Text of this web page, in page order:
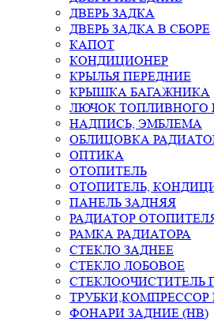
ДВЕРЬ ЗАДКА
ДВЕРЬ ЗАДКА В СБОРЕ
КАПОТ
КОНДИЦИОНЕР
КРЫЛЬЯ ПЕРЕДНИЕ
КРЫШКА БАГАЖНИКА
ЛЮЧОК ТОПЛИВНОГО
НАДПИСЬ, ЭМБЛЕМА
ОБЛИЦОВКА
ОПТИКА
ОТОПИТЕЛЬ
ОТОПИТЕЛЬ,
ПАНЕЛЬ ЗАДНЯЯ
РАДИАТОР
РАМКА РАДИАТОРА
СТЕКЛО ЗАДНЕЕ
СТЕКЛО ЛОБОВОЕ
СТЕКЛООЧИСТИТЕЛЬ
ФОНАРИ ЗАДНИЕ (HB)